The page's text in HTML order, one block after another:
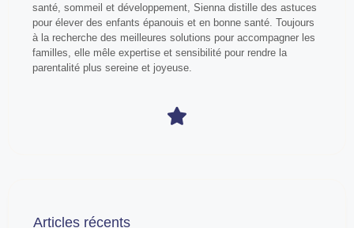
santé, sommeil et développement, Sienna distille des astuces
pour élever des enfants épanouis et en bonne santé. Toujours
à la recherche des meilleures solutions pour accompagner les
familles, elle mêle expertise et sensibilité pour rendre la
parentalité plus sereine et joyeuse.
Articles récents